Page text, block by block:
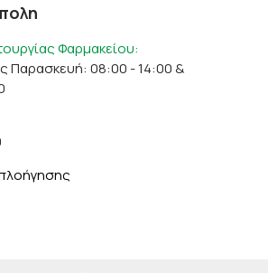
Φαρμακείου:
Παρασκευή: 08:00 - 14:00 &